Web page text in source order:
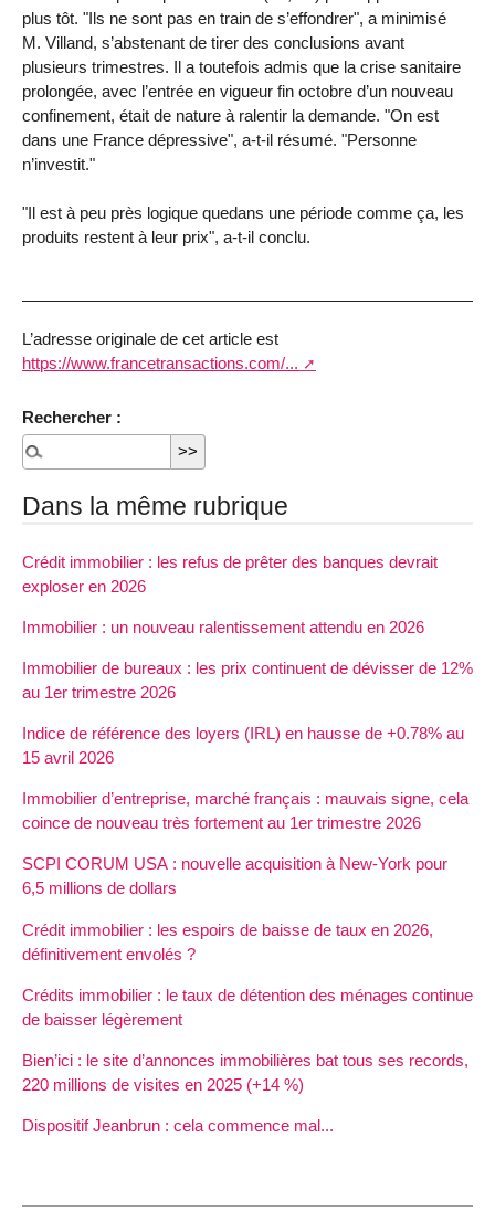
plus tôt. "Ils ne sont pas en train de s’effondrer", a minimisé
M. Villand, s’abstenant de tirer des conclusions avant
plusieurs trimestres. Il a toutefois admis que la crise sanitaire
prolongée, avec l’entrée en vigueur fin octobre d’un nouveau
confinement, était de nature à ralentir la demande. "On est
dans une France dépressive", a-t-il résumé. "Personne
n’investit."
"Il est à peu près logique quedans une période comme ça, les
produits restent à leur prix", a-t-il conclu.
L’adresse originale de cet article est
https://www.francetransactions.com/...
Rechercher :
Dans la même rubrique
Crédit immobilier : les refus de prêter des banques devrait
exploser en 2026
Immobilier : un nouveau ralentissement attendu en 2026
Immobilier de bureaux : les prix continuent de dévisser de 12%
au 1er trimestre 2026
Indice de référence des loyers (IRL) en hausse de +0.78% au
15 avril 2026
Immobilier d’entreprise, marché français : mauvais signe, cela
coince de nouveau très fortement au 1er trimestre 2026
SCPI CORUM USA : nouvelle acquisition à New-York pour
6,5 millions de dollars
Crédit immobilier : les espoirs de baisse de taux en 2026,
définitivement envolés ?
Crédits immobilier : le taux de détention des ménages continue
de baisser légèrement
Bien’ici : le site d’annonces immobilières bat tous ses records,
220 millions de visites en 2025 (+14 %)
Dispositif Jeanbrun : cela commence mal...